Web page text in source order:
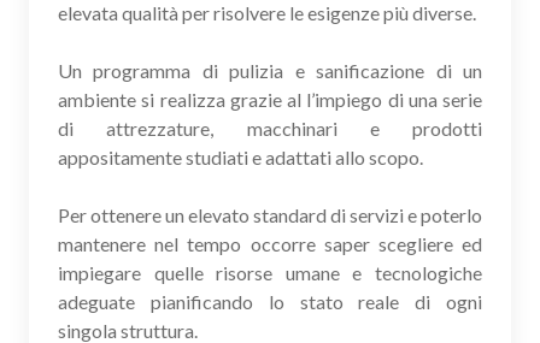
elevata qualità per risolvere le esigenze più diverse.
Un programma di pulizia e sanificazione di un
ambiente si realizza grazie al l’impiego di una serie
di attrezzature, macchinari e prodotti
appositamente studiati e adattati allo scopo.
Per ottenere un elevato standard di servizi e poterlo
mantenere nel tempo occorre saper scegliere ed
impiegare quelle risorse umane e tecnologiche
adeguate pianificando lo stato reale di ogni
singola struttura.